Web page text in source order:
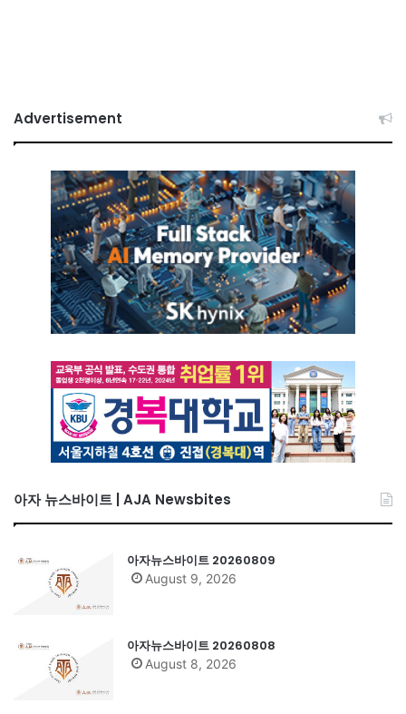
Advertisement
아자 뉴스바이트 | AJA Newsbites
아자뉴스바이트 20260809
August 9, 2026
아자뉴스바이트 20260808
August 8, 2026